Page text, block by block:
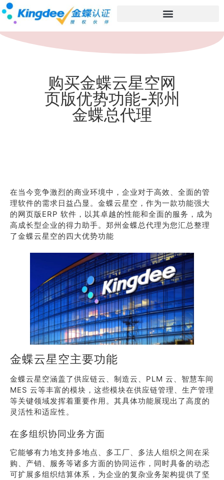
购买金蝶云星空网
页版优势功能-郑州
金蝶总代理
在当今竞争激烈的商业环境中，企业对于高效、全面的管
理软件的需求日益凸显。金蝶云星空，作为一款功能强大
的网页版ERP 软件，以其卓越的性能和全面的服务，成为
高成长型企业的得力助手。郑州金蝶总代理为您汇总整理
了金蝶云星空的四大优势功能
金蝶云星空主要功能
金蝶云星空涵盖了供应链云、制造云、PLM 云、智慧车间
MES 云等丰富的模块，这些模块在供应链管理、生产管理
等关键领域发挥着重要作用。其具体功能展现出了高度的
灵活性和适应性。
在多组织协同业务方面
它能够有力地支持多地点、多工厂、多法人组织之间在采
购、产销、服务等诸多方面的协同运作，同时具备的动态
可扩展多组织结算体系，为企业的复杂业务架构提供了坚